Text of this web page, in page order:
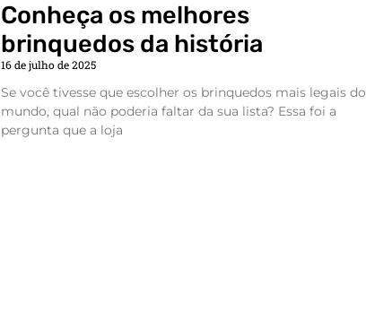
Conheça os melhores
brinquedos da história
16 de julho de 2025
Se você tivesse que escolher os brinquedos mais legais do
mundo, qual não poderia faltar da sua lista? Essa foi a
pergunta que a loja